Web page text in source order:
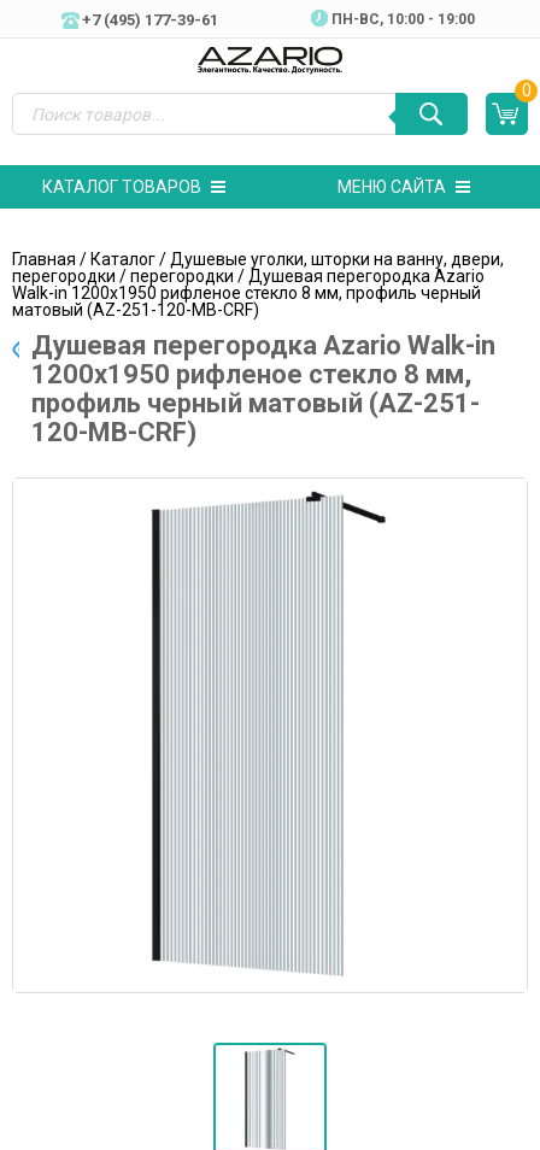
+7 (495) 177-39-61 ПН-ВC, 10:00 - 19:00
0
КАТАЛОГ ТОВАРОВ МЕНЮ САЙТА
Главная /Каталог/ Душевые уголки, шторки на ванну, двери,
перегородки /перегородки / Душевая перегородка Azario
Walk-in 1200х1950 рифленое стекло 8 мм, профиль черный
матовый (AZ-251-120-MB-CRF)
Душевая перегородка Azario Walk-in
1200х1950 рифленое стекло 8 мм,
профиль черный матовый (AZ-251-
120-MB-CRF)